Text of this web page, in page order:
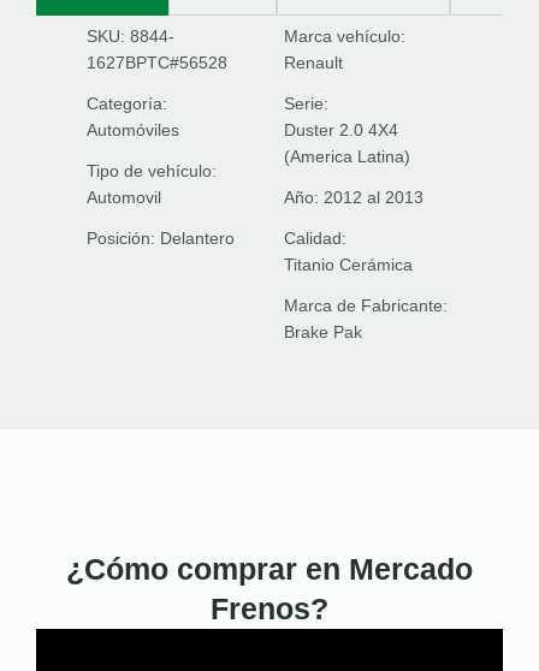
SKU: 8844-
1627BPTC#56528
Categoría:
Automóviles
Tipo de vehículo:
Automovil
Posición: Delantero
Marca vehículo:
Renault
Serie:
Duster 2.0 4X4
(America Latina)
Año: 2012 al 2013
Calidad:
Titanio Cerámica
Marca de Fabricante:
Brake Pak
¿Cómo comprar en Mercado
Frenos?